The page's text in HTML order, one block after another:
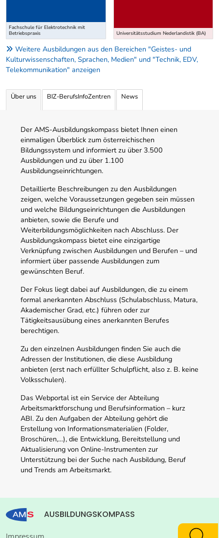
Fachschule für Elektrotechnik mit
Betriebspraxis
Universitätsstudium Nederlandistik (BA)
Weitere Ausbildungen aus den Bereichen "Geistes- und
Kulturwissenschaften, Sprachen, Medien" und "Technik, EDV,
Telekommunikation" anzeigen
Über uns BIZ-BerufsInfoZentren News
Der AMS-Ausbildungskompass bietet Ihnen einen
einmaligen Überblick zum österreichischen
Bildungssystem und informiert zu über 3.500
Ausbildungen und zu über 1.100
Ausbildungseinrichtungen.
Detaillierte Beschreibungen zu den Ausbildungen
zeigen, welche Voraussetzungen gegeben sein müssen
und welche Bildungseinrichtungen die Ausbildungen
anbieten, sowie die Berufe und
Weiterbildungsmöglichkeiten nach Abschluss. Der
Ausbildungskompass bietet eine einzigartige
Verknüpfung zwischen Ausbildungen und Berufen – und
informiert über passende Ausbildungen zum
gewünschten Beruf.
Der Fokus liegt dabei auf Ausbildungen, die zu einem
formal anerkannten Abschluss (Schulabschluss, Matura,
Akademischer Grad, etc.) führen oder zur
Tätigkeitsausübung eines anerkannten Berufes
berechtigen.
Zu den einzelnen Ausbildungen finden Sie auch die
Adressen der Institutionen, die diese Ausbildung
anbieten (erst nach erfüllter Schulpflicht, also z. B. keine
Volksschulen).
Das Webportal ist ein Service der Abteilung
Arbeitsmarktforschung und Berufsinformation – kurz
ABI. Zu den Aufgaben der Abteilung gehört die
Erstellung von Informationsmaterialien (Folder,
Broschüren,…), die Entwicklung, Bereitstellung und
Aktualisierung von Online-Instrumenten zur
Unterstützung bei der Suche nach Ausbildung, Beruf
und Trends am Arbeitsmarkt.
AUSBILDUNGSKOMPASS